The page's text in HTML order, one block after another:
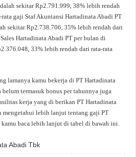
sekitar Rp2.791.999, 38% lebih rendah
rata gaji Staf Akuntansi Hartadinata Abadi PT
sekitar Rp2.738.706, 35% lebih rendah dari
Hartadinata Abadi PT per bulan di
33% lebih rendah dari rata-rata
lamanya kamu bekerja di PT Hartadinata
termasuk bonus per tahunnya juga
kerja yang di berikan PT Hartadinata
lebih lanjut tentang gaji PT
baca lebih lanjut di tabel di bawah ini.
Abadi Tbk